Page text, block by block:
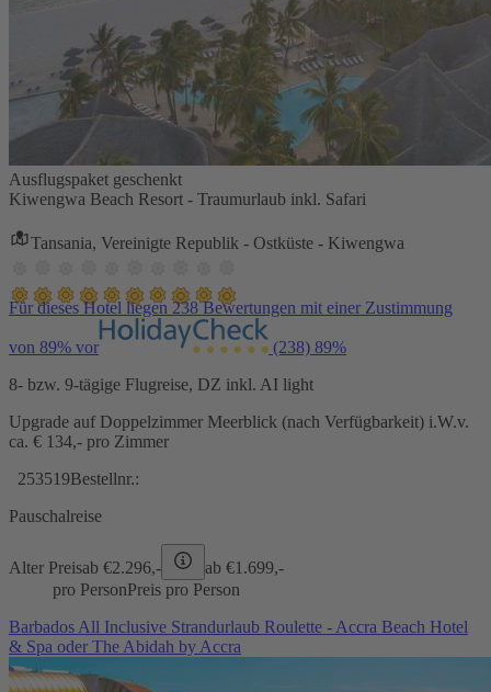
Ausflugspaket geschenkt
Kiwengwa Beach Resort - Traumurlaub inkl. Safari
Tansania, Vereinigte Republik - Ostküste - Kiwengwa
Für dieses Hotel liegen 238 Bewertungen mit einer Zustimmung
von 89% vor (238) 89%
8- bzw. 9-tägige Flugreise, DZ inkl. AI light
Upgrade auf Doppelzimmer Meerblick (nach Verfügbarkeit) i.W.v.
ca. € 134,- pro Zimmer
253519Bestellnr.:
Pauschalreise
Alter Preisab €2.296,- ab €1.699,-
pro PersonPreis pro Person
Barbados All Inclusive Strandurlaub Roulette - Accra Beach Hotel
& Spa oder The Abidah by Accra